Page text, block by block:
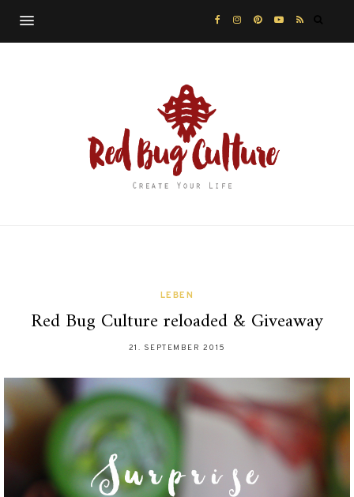
LEBEN
Red Bug Culture reloaded & Giveaway
21. SEPTEMBER 2015